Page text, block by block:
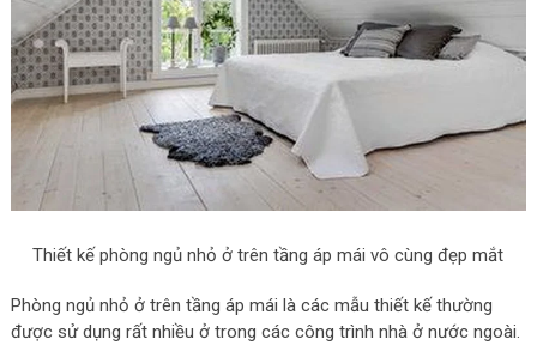
Thiết kế phòng ngủ nhỏ ở trên tầng áp mái vô cùng đẹp mắt
Phòng ngủ nhỏ ở trên tầng áp mái là các mẫu thiết kế thường
được sử dụng rất nhiều ở trong các công trình nhà ở nước ngoài.